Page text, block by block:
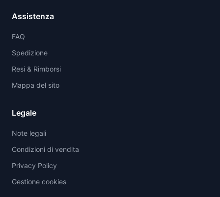
Assistenza
FAQ
Spedizione
Resi & Rimborsi
Mappa del sito
Legale
Note legali
Condizioni di vendita
Privacy Policy
Gestione cookies